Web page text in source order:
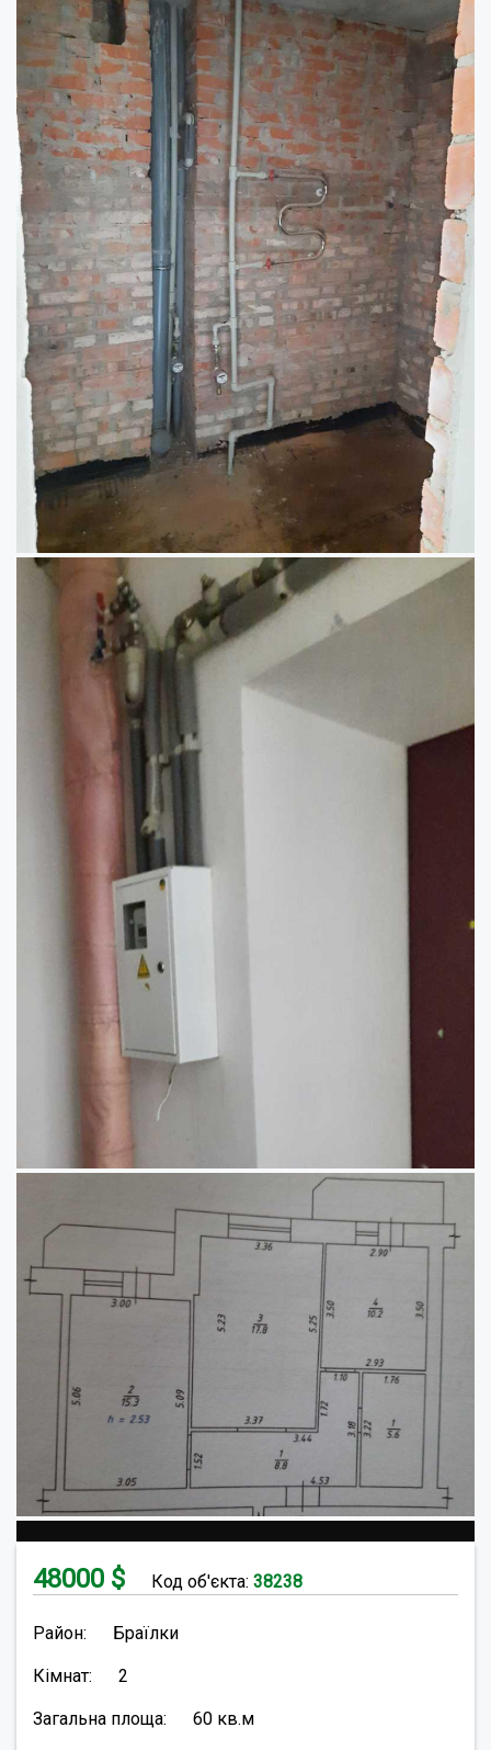
48000 $ Код об'єкта: 38238
Район: Браїлки
Кімнат: 2
Загальна площа: 60 кв.м